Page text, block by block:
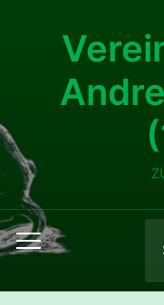
Toggle
menu